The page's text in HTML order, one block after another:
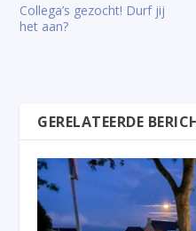
Collega’s gezocht! Durf jij
het aan?
GERELATEERDE